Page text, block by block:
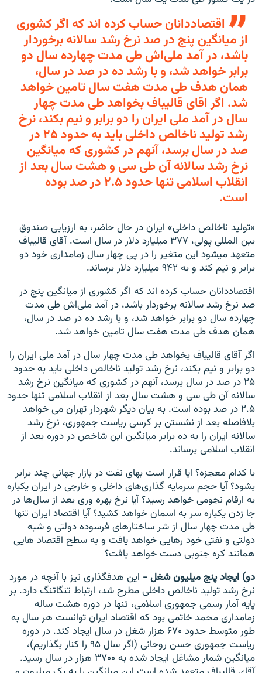
اقتصاددانان حساب کرده اند که اگر کشوری
از میانگین پنج در صد نرخ رشد سالانه برخوردار
باشد، در آمد ملی‌اش طی مدت چهارده سال دو
برابر خواهد شد، و با رشد ده در صد در سال،
همان هدف طی مدت هفت سال تامین خواهد
شد. اگر اقای قالیباف بخواهد طی مدت چهار
سال در آمد ملی ایران را دو برابر و نیم بکند، نرخ
رشد تولید ناخالص داخلی باید به حدود ۲۵ در
صد در سال برسد، آنهم در کشوری که میانگین
نرخ رشد سالانه آن طی سی و هشت سال بعد از
انقلاب اسلامی تنها حدود ۲.۵ در صد بوده
است.
«تولید ناخالص داخلی» ایران در حال حاضر، به ارزیابی صندوق
بین المللی پولی، ۳۷۷ میلیارد دلار در سال است. آقای قالیباف
متعهد میشود این متغیر را در پی چهار سال زمامداری خود دو
برابر و نیم کند و به ۹۴۲ میلیارد دلار برساند.
اقتصاددانان حساب کرده اند که اگر کشوری از میانگین پنج در
صد نرخ رشد سالانه برخوردار باشد، در آمد ملی‌اش طی مدت
چهارده سال دو برابر خواهد شد، و با رشد ده در صد در سال،
همان هدف طی مدت هفت سال تامین خواهد شد.
اگر آقای قالیباف بخواهد طی مدت چهار سال در آمد ملی ایران را
دو برابر و نیم بکند، نرخ رشد تولید ناخالص داخلی باید به حدود
۲۵ در صد در سال برسد، آنهم در کشوری که میانگین نرخ رشد
سالانه آن طی سی و هشت سال بعد از انقلاب اسلامی تنها حدود
۲.۵ در صد بوده است. به بیان دیگر شهردار تهران می خواهد
بلافاصله بعد از نشستن بر کرسی ریاست جمهوری، نرخ رشد
سالانه ایران را به ده برابر میانگین این شاخص در دوره بعد از
انقلاب اسلامی برساند.
با کدام معجزه؟ ایا قرار است بهای نفت در بازار جهانی چند برابر
بشود؟ آیا حجم سرمایه گذاری‌های داخلی و خارجی در ایران یکباره
به ارقام نجومی خواهد رسید؟ آیا نرخ بهره وری بعد از سال‌ها در
جا زدن یکباره سر به اسمان خواهد کشید؟ آیا اقتصاد ایران تنها
طی مدت چهار سال از شر ساختار‌های فرسوده دولتی و شبه
دولتی و نفتی خود رهایی خواهد یافت و به سطح اقتصاد هایی
همانند کره جنوبی دست خواهد یافت؟
دو) ایجاد پنج میلیون شغل - این هدفگذاری نیز با آنچه در مورد
نرخ رشد تولید ناخالص داخلی مطرح شد، ارتباط تنگاتنگ دارد. بر
پایه آمار رسمی جمهوری اسلامی، تنها در دوره هشت ساله
زمامداری محمد خاتمی بود که اقتصاد ایران توانست هر سال به
طور متوسط حدود ۶۷۰ هزار شغل در سال ایجاد کند. در دوره
ریاست جمهوری حسن روحانی (اگر سال ۹۵ را کنار بگذاریم)،
میانگین شمار مشاغل ایجاد شده به ۳۷۰۰ هزار در سال رسید.